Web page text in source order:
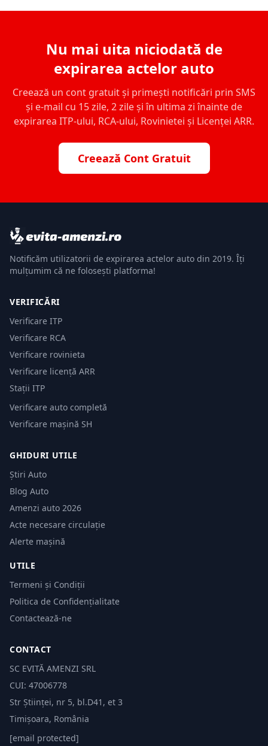
Nu mai uita niciodată de
expirarea actelor auto
Creează un cont gratuit și primești notificări prin SMS
și e-mail cu 15 zile, 2 zile și în ultima zi înainte de
expirarea ITP-ului, RCA-ului, Rovinietei și Licenței ARR.
Creează Cont Gratuit
Notificăm utilizatorii de expirarea actelor auto din 2019. Îți
mulțumim că ne folosești platforma!
VERIFICĂRI
Verificare ITP
Verificare RCA
Verificare rovinieta
Verificare licență ARR
Stații ITP
Verificare auto completă
Verificare mașină SH
GHIDURI UTILE
Știri Auto
Blog Auto
Amenzi auto 2026
Acte necesare circulație
Alerte mașină
UTILE
Termeni și Condiții
Politica de Confidențialitate
Contactează-ne
CONTACT
SC EVITĂ AMENZI SRL
CUI: 47006778
Str Științei, nr 5, bl.D41, et 3
Timișoara, România
[email protected]